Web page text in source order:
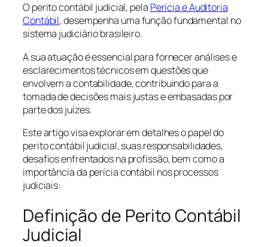
O perito contábil judicial, pela Perícia e Auditoria
Contábil, desempenha uma função fundamental no
sistema judiciário brasileiro.
A sua atuação é essencial para fornecer análises e
esclarecimentos técnicos em questões que
envolvem a contabilidade, contribuindo para a
tomada de decisões mais justas e embasadas por
parte dos juízes.
Este artigo visa explorar em detalhes o papel do
perito contábil judicial, suas responsabilidades,
desafios enfrentados na profissão, bem como a
importância da perícia contábil nos processos
judiciais:
Definição de Perito Contábil
Judicial